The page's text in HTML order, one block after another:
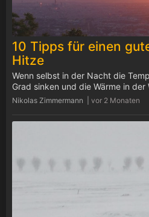
10 Tipps für einen
Hitze
Nikolas Zimmermann | vor 2 Monaten
Wenn selbst in der Nacht die
Grad sinken und die Wärme in der